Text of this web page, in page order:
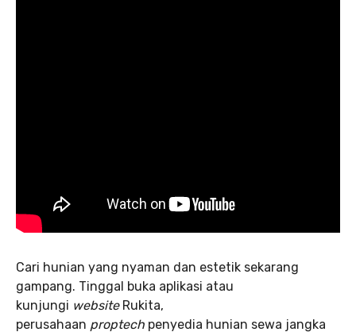
Cari hunian yang nyaman dan estetik sekarang
gampang. Tinggal buka aplikasi atau
kunjungi websiteRukita,
perusahaan proptech penyedia hunian sewa jangka